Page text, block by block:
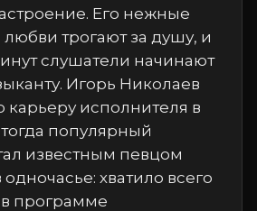
Его нежные
трогают за душу, и
слушатели начинают
Игорь Николаев
карьеру исполнителя в
популярный
известным певцом
хватило всего
программе